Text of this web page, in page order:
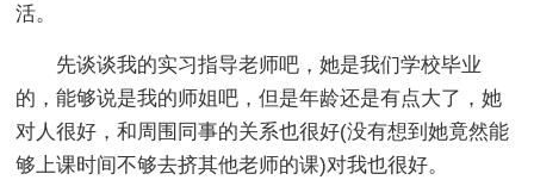
活。
先谈谈我的实习指导老师吧，她是我们学校毕业
的，能够说是我的师姐吧，但是年龄还是有点大了，她
对人很好，和周围同事的关系也很好(没有想到她竟然能
够上课时间不够去挤其他老师的课)对我也很好。